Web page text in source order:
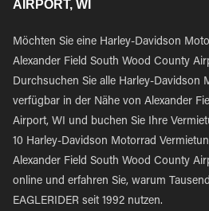
AIRPORT, WI
Möchten Sie eine Harley-Davidson
Alexander Field South Wood County
Durchsuchen Sie alle Harley-Davidson
verfügbar in der Nähe von Alexander
Airport, WI und buchen Sie Ihre
10 Harley-Davidson Motorrad
Alexander Field South Wood County
online und erfahren Sie, warum
EAGLERIDER seit 1992 nutzen.